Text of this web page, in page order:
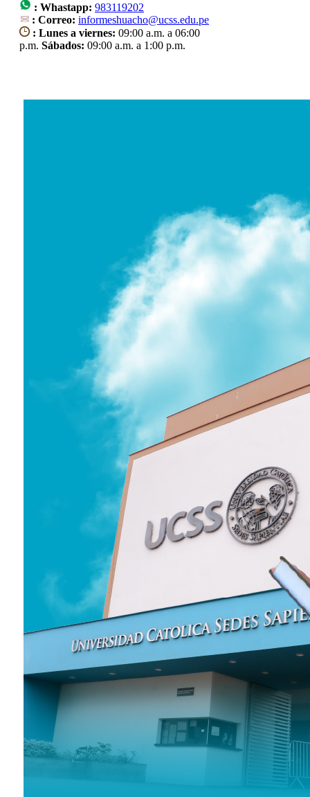
: Whastapp: 983119202
: Correo: informeshuacho@ucss.edu.pe
: Lunes a viernes: 09:00 a.m. a 06:00
p.m. Sábados: 09:00 a.m. a 1:00 p.m.